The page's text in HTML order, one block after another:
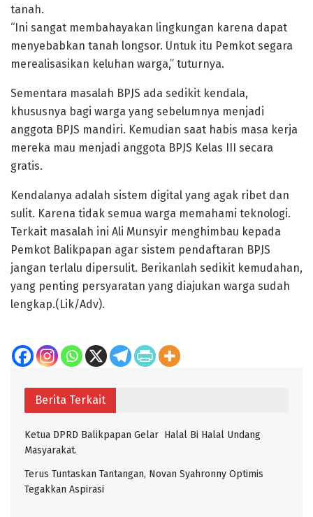
tanah.
“Ini sangat membahayakan lingkungan karena dapat
menyebabkan tanah longsor. Untuk itu Pemkot segara
merealisasikan keluhan warga,” tuturnya.
Sementara masalah BPJS ada sedikit kendala,
khususnya bagi warga yang sebelumnya menjadi
anggota BPJS mandiri. Kemudian saat habis masa kerja
mereka mau menjadi anggota BPJS Kelas III secara
gratis.
Kendalanya adalah sistem digital yang agak ribet dan
sulit. Karena tidak semua warga memahami teknologi.
Terkait masalah ini Ali Munsyir menghimbau kepada
Pemkot Balikpapan agar sistem pendaftaran BPJS
jangan terlalu dipersulit. Berikanlah sedikit kemudahan,
yang penting persyaratan yang diajukan warga sudah
lengkap.(Lik/Adv).
Berita Terkait
Ketua DPRD Balikpapan Gelar Halal Bi Halal Undang
Masyarakat.
Terus Tuntaskan Tantangan, Novan Syahronny Optimis
Tegakkan Aspirasi